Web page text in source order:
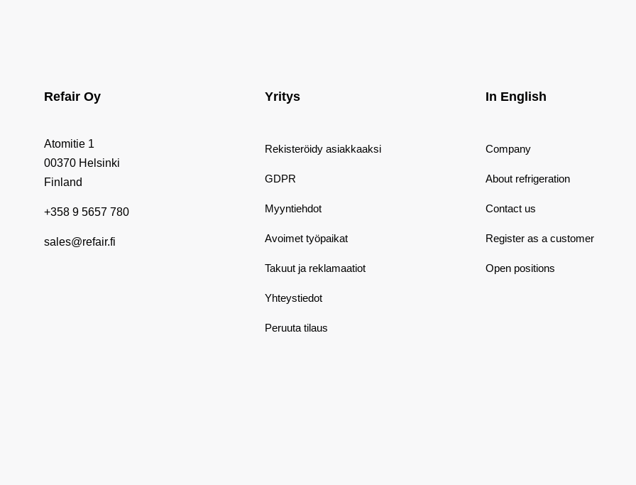
Refair Oy
Atomitie 1
00370 Helsinki
Finland
+358 9 5657 780
sales@refair.fi
Yritys
Rekisteröidy asiakkaaksi
GDPR
Myyntiehdot
Avoimet työpaikat
Takuut ja reklamaatiot
Yhteystiedot
Peruuta tilaus
In English
Company
About refrigeration
Contact us
Register as a customer
Open positions